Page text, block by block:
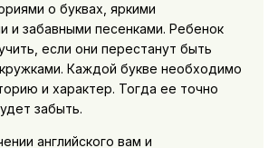
о буквах, яркими
и забавными песенками. Ребенок
если они перестанут быть
Каждой букве необходимо
и характер. Тогда ее точно
забыть.
английского вам и